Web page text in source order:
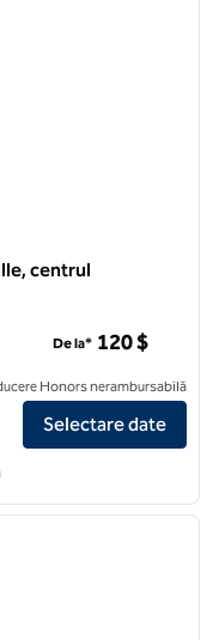
centrul
Suites by Hilton
De la* 120 $
Honors nerambursabilă
Selectare date